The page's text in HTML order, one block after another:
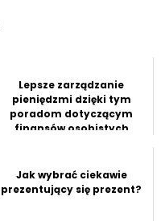
Lepsze zarządzanie
pieniędzmi dzięki tym
poradom dotyczącym
finansów osobistych
Jak wybrać ciekawie
prezentujący się prezent?